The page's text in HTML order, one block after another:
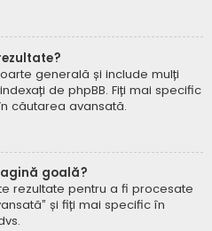
generală și include mulți
de phpBB. Fiți mai specific
căutarea avansată.
goală?
rezultate pentru a fi procesate
și fiți mai specific în